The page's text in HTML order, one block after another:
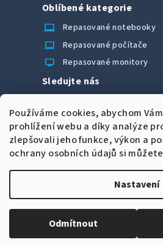
Používáme cookies, abychom
prohlížení webu a díky analýze
zlepšovali jeho funkce, výkon a
ochrany osobních údajů si
Nastavení
Odmítnout
Oblíbené kategorie
laptop_chromebook
Repasované notebooky
computer Repasované počítače
monitor Repasované monitory
Sledujte nás
Možnosti úhrady
Upravit
Vytvořil